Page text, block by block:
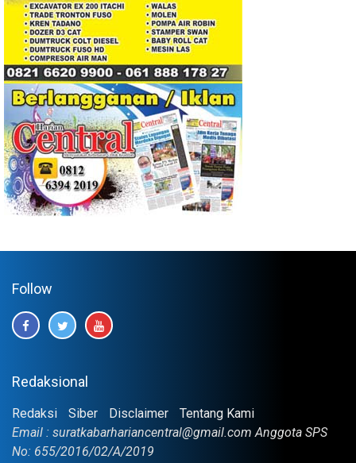
Follow
Redaksional
Redaksi Siber Disclaimer
Tentang Kami
Email : suratkabarhariancentral@gmail.com Anggota SPS
No: 655/2016/02/A/2019